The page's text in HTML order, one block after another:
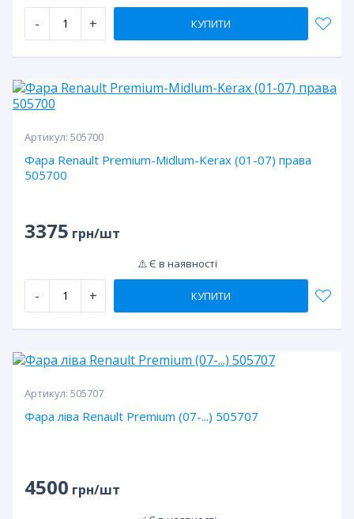
- + КУПИТИ
Артикул: 505700
Фара Renault Premium-Midlum-Kerax (01-07) права
505700
3375 грн/шт
⚠️ Є в наявності
- + КУПИТИ
Артикул: 505707
Фара ліва Renault Premium (07-...) 505707
4500 грн/шт